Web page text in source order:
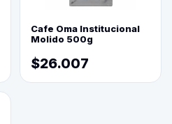
Cafe Oma Institucional
Molido 500g
$26.007